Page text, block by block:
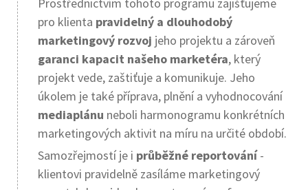
pro klienta pravidelný a dlouhodobý
marketingový rozvoj jeho projektu a zároveň
garanci kapacit našeho marketéra, který
projekt vede, zaštiťuje a komunikuje. Jeho
úkolem je také příprava, plnění a vyhodnocování
mediaplánu neboli harmonogramu konkrétních
marketingových aktivit na míru na určité období.
Samozřejmostí je i průběžné reportování-
klientovi pravidelně zasíláme marketingový